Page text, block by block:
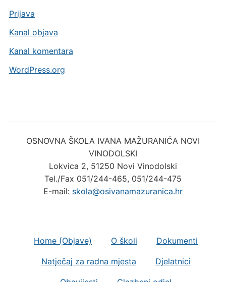
Prijava
Kanal objava
Kanal komentara
WordPress.org
OSNOVNA ŠKOLA IVANA MAŽURANIĆA NOVI
VINODOLSKI
Lokvica 2, 51250 Novi Vinodolski
Tel./Fax 051/244-465, 051/244-475
E-mail: skola@osivanamazuranica.hr
Home (Objave) O školi Dokumenti
Natječaj za radna mjesta Djelatnici